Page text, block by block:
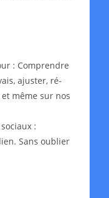
: Comprendre
ajuster, ré-
même sur nos
:
Sans oublier